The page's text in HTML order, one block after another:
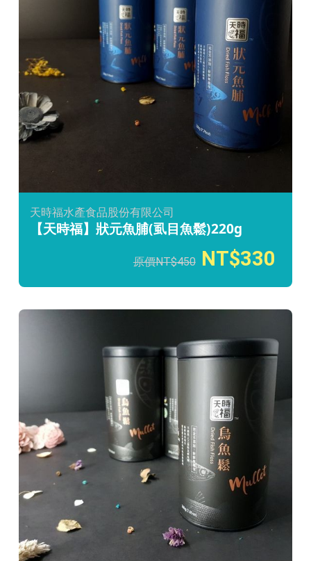
天時福水產食品股份有限公司
【天時福】狀元魚脯(虱目魚鬆)220g
450 330